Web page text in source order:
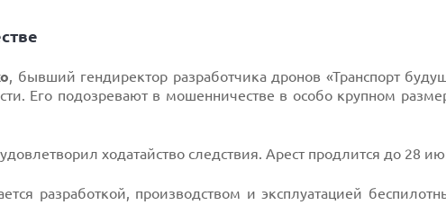
, бывший гендиректор разработчика дронов «Транспорт
Его подозревают в мошенничестве в особо крупном
ходатайство следствия. Арест продлится до 28
разработкой, производством и эксплуатацией